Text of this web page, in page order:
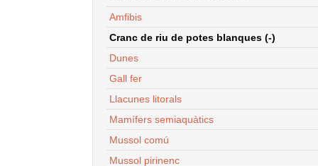
Amfibis
Cranc de riu de potes blanques (-)
Dunes
Gall fer
Llacunes litorals
Mamífers semiaquàtics
Mussol comú
Mussol pirinenc